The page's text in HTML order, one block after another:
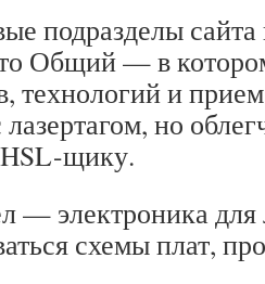
подразделы сайта
Общий — в
технологий и
лазертагом, но
щику.
— электроника для
схемы плат,